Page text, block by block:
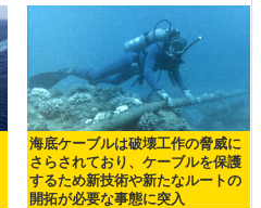
海底ケーブルは破壊工作の脅威に
さらされており、ケーブルを保護
するため新技術や新たなルートの
開拓が必要な事態に突入